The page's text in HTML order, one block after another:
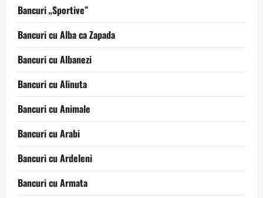
Bancuri „Sportive”
Bancuri cu Alba ca Zapada
Bancuri cu Albanezi
Bancuri cu Alinuta
Bancuri cu Animale
Bancuri cu Arabi
Bancuri cu Ardeleni
Bancuri cu Armata